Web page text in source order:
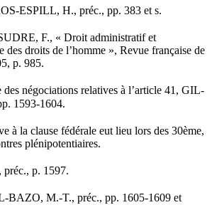
ESPILL, H., préc., pp. 383 et s.
F., « Droit administratif et
des droits de l’homme », Revue française de
p. 985.
des négociations relatives à l’article 41, GIL-
1593-1604.
à la clause fédérale eut lieu lors des 30ème,
plénipotentiaires.
p. 1597.
BAZO, M.-T., préc., pp. 1605-1609 et